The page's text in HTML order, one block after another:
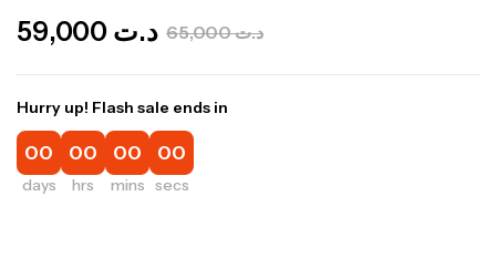
د.ت65,000 د.ت
Hurry up! Flash sale ends in
00
days
00
hrs
00
mins
00
secs